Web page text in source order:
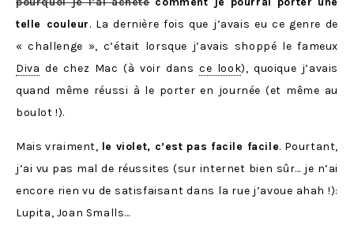
telle couleur. La dernière fois que j’avais eu ce genre de
« challenge », c’était lorsque j’avais shoppé le fameux
Diva de chez Mac (à voir dans ce look), quoique j’avais
quand même réussi à le porter en journée (et même au
boulot !).
Mais vraiment, le violet, c’est pas facile facile. Pourtant,
j’ai vu pas mal de réussites (sur internet bien sûr… je n’ai
encore rien vu de satisfaisant dans la rue j’avoue ahah !):
Lupita, Joan Smalls…